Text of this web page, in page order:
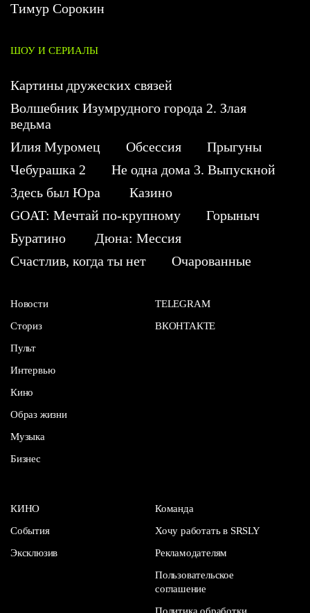
Тимур Сорокин
ШОУ И СЕРИАЛЫ
Картины дружеских связей
Волшебник Изумрудного города 2. Злая
ведьма
Илия Муромец
Обсессия
Прыгуны
Чебурашка 2
Не одна дома 3. Выпускной
Здесь был Юра
Казино
GOAT: Мечтай по-крупному
Горыныч
Буратино
Дюна: Мессия
Счастлив, когда ты нет
Очарованные
Новости
Сториз
Пульт
Интервью
Кино
Образ жизни
Музыка
Бизнес
TELEGRAM
ВКОНТАКТЕ
КИНО
События
Эксклюзив
Команда
Хочу работать в SRSLY
Рекламодателям
Пользовательское
соглашение